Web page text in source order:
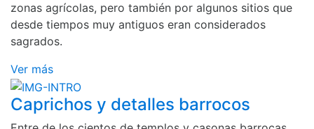
zonas agrícolas, pero también por algunos sitios que
desde tiempos muy antiguos eran considerados
sagrados.
Ver más
Caprichos y detalles barrocos